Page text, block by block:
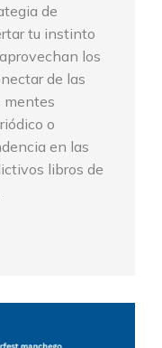
de
tu instinto
los
de las
mentes
o
en las
libros de